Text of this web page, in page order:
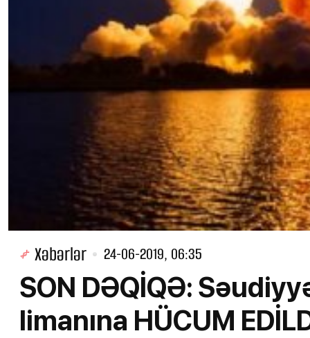
Xəbərlər 24-06-2019, 06:35
SON DƏQİQƏ:
limanına HÜCUM